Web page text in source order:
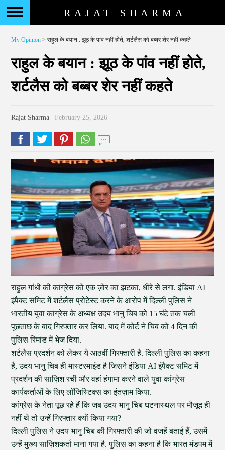
RAJAT SHARMA
My Opinion > राहुल के बयान : झूठ के पांव नहीं होते, शर्टलैस को बब्बर शेर नहीं कहते
राहुल के बयान : झूठ के पांव नहीं होते,
शर्टलैस को बब्बर शेर नहीं कहते
Rajat Sharma | February 25, 2026
राहुल गांधी की कांग्रेस को एक ज़ोर का झटका, धीरे से लगा. इंडिया AI
इंपैक्ट समिट में शर्टलैस प्रोटेस्ट करने के आरोप में दिल्ली पुलिस ने
भारतीय युवा कांग्रेस के अध्यक्ष उदय भानु चिब को 15 घंटे तक चली
पूछताछ के बाद गिरफ्तार कर लिया. बाद में कोर्ट ने चिब को 4 दिन की
पुलिस रिमांड में भेज दिया.
शर्टलैस प्रदर्शन को लेकर ये आठवीं गिरफ्तारी है. दिल्ली पुलिस का कहना
है, उदय भानु चिब ही मास्टरमाइंड है जिसने इंडिया AI इंपैक्ट समिट में
प्रदर्शन की साज़िश रची और वहां हंगामा करने वाले युवा कांग्रेस
कार्यकर्ताओं के लिए लॉजिस्टिक्स का इंतज़ाम किया.
कांग्रेस के नेता पूछ रहे हैं कि जब उदय भानु चिब घटनास्थल पर मौजूद ही
नहीं थे तो उन्हें गिरफ्तार क्यों किया गया?
दिल्ली पुलिस ने उदय भानु चिब की गिरफ्तारी की जो वजहें बताई हैं, उसमें
उन्हें मुख्य साज़िशकर्ता माना गया है. पुलिस का कहना है कि भारत मंडपम में